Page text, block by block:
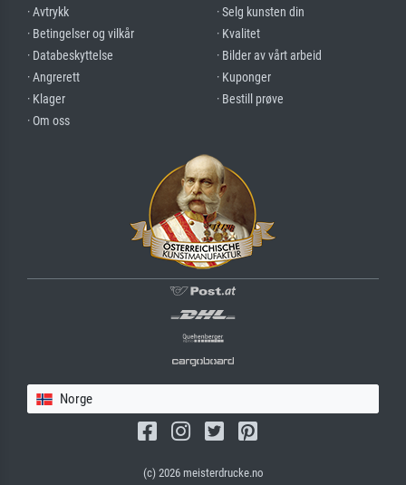
· Avtrykk
· Betingelser og vilkår
· Databeskyttelse
· Angrerett
· Klager
· Om oss
· Selg kunsten din
· Kvalitet
· Bilder av vårt arbeid
· Kuponger
· Bestill prøve
Norge
(c) 2026 meisterdrucke.no